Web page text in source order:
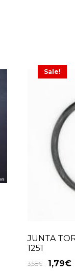
Sale!
JUNTA
1251
3,58€ 1,79€